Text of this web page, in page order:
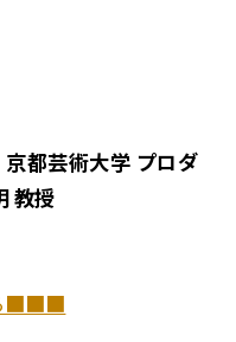
都芸術大学 プロダ
教授
■■■